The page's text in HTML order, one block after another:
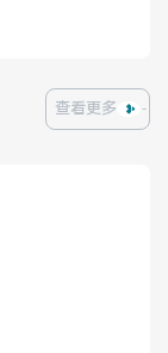
查看更多